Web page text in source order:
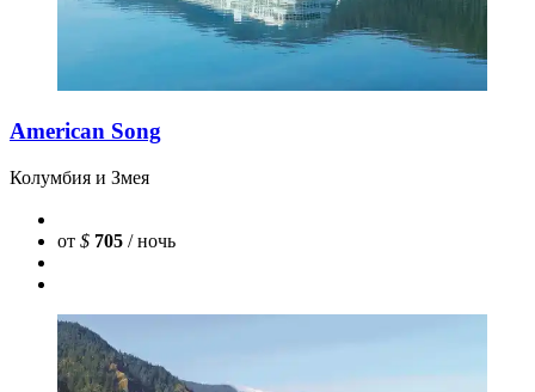
American Song
Колумбия и Змея
от $ 705 / ночь